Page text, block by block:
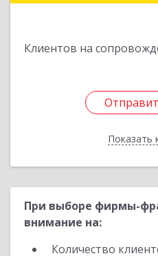
Клиентов на
Показать
При выборе фирмы-
внимание на:
Количество